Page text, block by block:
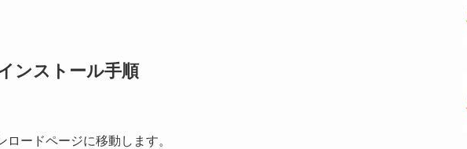
ンストール手順
ードページに移動します。